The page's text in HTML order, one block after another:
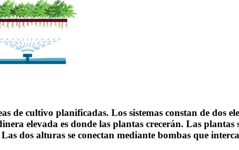
de cultivo planificadas. Los sistemas constan de dos
elevada es donde las plantas crecerán. Las
dos alturas se conectan mediante bombas que